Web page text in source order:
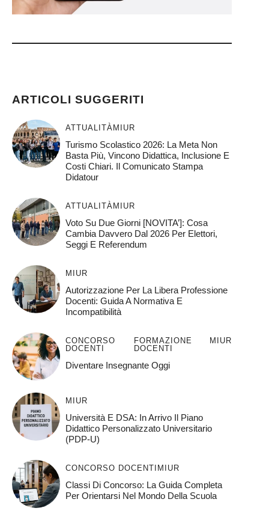
ARTICOLI SUGGERITI
ATTUALITÀ MIUR
Turismo Scolastico 2026: La Meta Non
Basta Più, Vincono Didattica, Inclusione E
Costi Chiari. Il Comunicato Stampa
Didatour
ATTUALITÀ MIUR
Voto Su Due Giorni [NOVITA’]: Cosa
Cambia Davvero Dal 2026 Per Elettori,
Seggi E Referendum
MIUR
Autorizzazione Per La Libera Professione
Docenti: Guida A Normativa E
Incompatibilità
CONCORSO
DOCENTI
FORMAZIONE
DOCENTI
MIUR
Diventare Insegnante Oggi
MIUR
Università E DSA: In Arrivo Il Piano
Didattico Personalizzato Universitario
(PDP-U)
CONCORSO DOCENTI MIUR
Classi Di Concorso: La Guida Completa
Per Orientarsi Nel Mondo Della Scuola